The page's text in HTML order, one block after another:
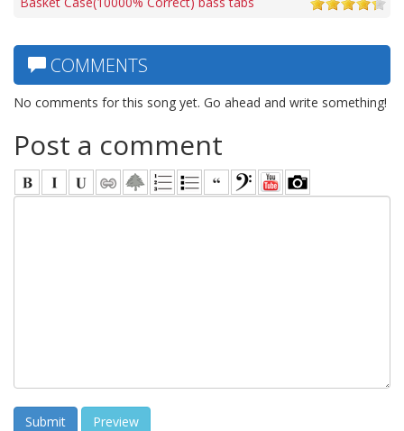
COMMENTS
No comments for this song yet. Go ahead and write something!
Post a comment